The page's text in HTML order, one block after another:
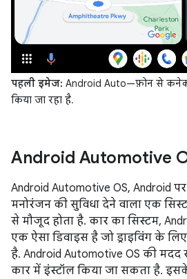
पहली इमेज: Android Auto—फ़ोन से
किया जा रहा है.
Android Automotive
Android Automotive OS, Android
मनोरंजन की सुविधा देने वाला एक
से मौजूद होता है. कार का सिस्टम,
एक ऐसा डिवाइस है जो ड्राइविंग के
है. Android Automotive OS की
कार में इंस्टॉल किया जा सकता है.